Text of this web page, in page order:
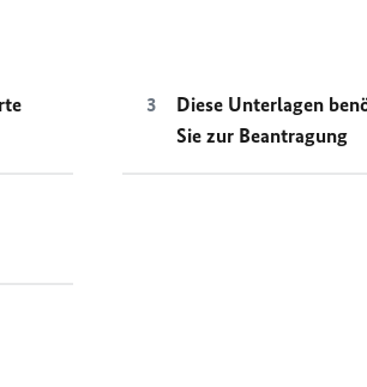
Diese Unterlagen
Sie zur Beantragung